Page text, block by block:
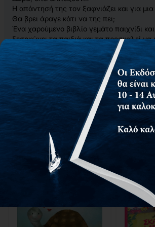
Η απάντησή της τον ξαφνιάζει και για
Θα βρει άραγε κάτι να της πει;
Ένα χαρούμενο βιβλίο γεμάτο παιχνίδι
ξεσηκώνει τα παιδιά και τα προσκαλεί
ιστορία, να σκαρφιστούν ιδέες και να
συγγραφείς.
Πες Χριστούγεννα,
πες Πρωτοχρονιά…
πες ναι στο παιχνίδι, στη συνεργασία,
Σχετικά προϊόντα